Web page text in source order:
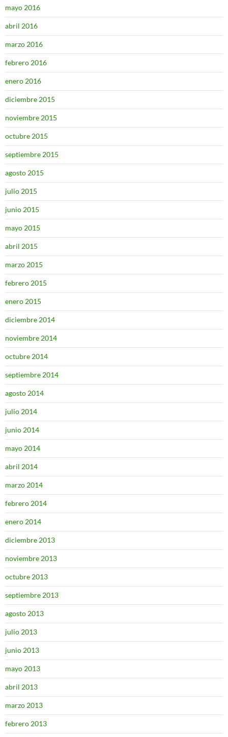
mayo 2016
abril 2016
marzo 2016
febrero 2016
enero 2016
diciembre 2015
noviembre 2015
octubre 2015
septiembre 2015
agosto 2015
julio 2015
junio 2015
mayo 2015
abril 2015
marzo 2015
febrero 2015
enero 2015
diciembre 2014
noviembre 2014
octubre 2014
septiembre 2014
agosto 2014
julio 2014
junio 2014
mayo 2014
abril 2014
marzo 2014
febrero 2014
enero 2014
diciembre 2013
noviembre 2013
octubre 2013
septiembre 2013
agosto 2013
julio 2013
junio 2013
mayo 2013
abril 2013
marzo 2013
febrero 2013